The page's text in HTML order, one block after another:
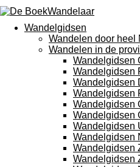
Wandelgidsen
Wandelen door heel
Wandelen in de
Wandelgidsen
Wandelgidsen
Wandelgidsen
Wandelgidsen
Wandelgidsen
Wandelgidsen
Wandelgidsen
Wandelgidsen
Wandelgidsen
Wandelgidsen